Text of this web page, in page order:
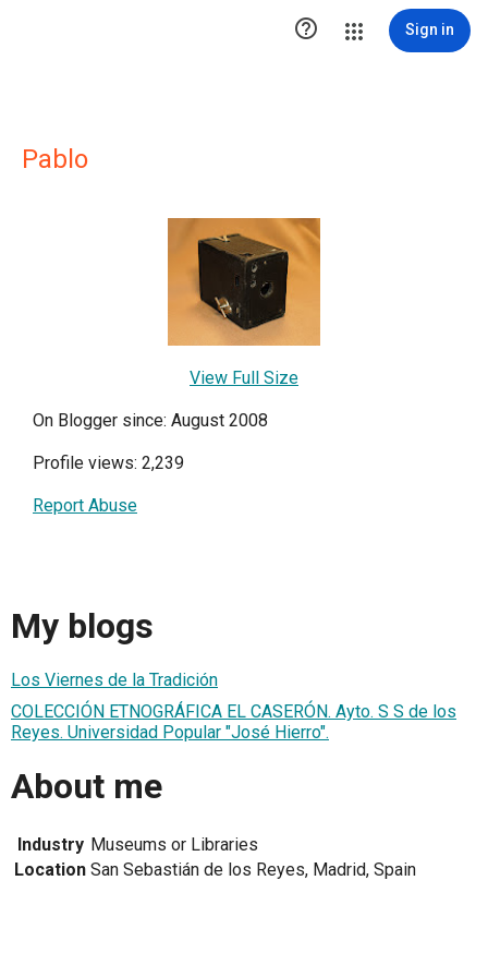
 Sign in
Pablo
View Full Size
On Blogger since: August 2008
Profile views: 2,239
Report Abuse
My blogs
Los Viernes de la Tradición
COLECCIÓN ETNOGRÁFICA EL CASERÓN. Ayto. S S de los
Reyes. Universidad Popular "José Hierro".
About me
Industry Museums or Libraries
Location San Sebastián de los Reyes, Madrid, Spain